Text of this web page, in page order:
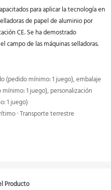
para aplicar la tecnología en
de papel de aluminio por
CE. Se ha demostrado
campo de las máquinas selladoras.
(pedido mínimo: 1 juego), embalaje
1 juego), personalización
1 juego)
· Transporte terrestre
Producto